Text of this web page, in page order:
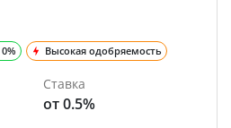
Высокая одобряемость
Ставка
от 0.5%